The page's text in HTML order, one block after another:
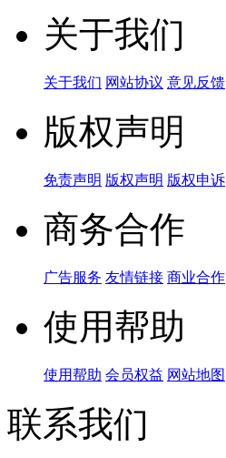
关于我们
关于我们 网站协议 意见反馈
版权声明
免责声明 版权声明 版权申诉
商务合作
广告服务 友情链接 商业合作
使用帮助
使用帮助 会员权益 网站地图
联系我们